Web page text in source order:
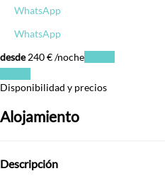
WhatsApp
WhatsApp
desde240€/noche
Disponibilidad y precios
Alojamiento
Descripción